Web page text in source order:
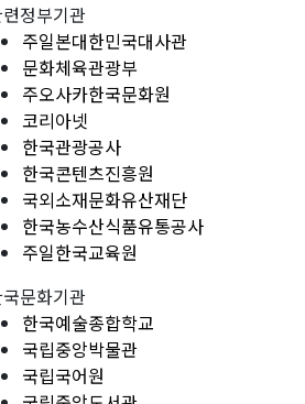
정부기관
주일본대한민국대사관
문화체육관광부
주오사카한국문화원
코리아넷
한국관광공사
한국콘텐츠진흥원
국외소재문화유산재단
한국농수산식품유통공사
주일한국교육원
문화기관
한국예술종합학교
국립중앙박물관
국립국어원